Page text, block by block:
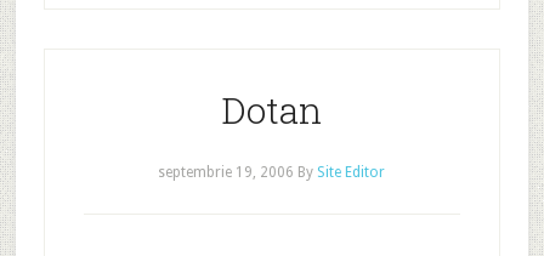
Dotan
septembrie 19, 2006 By Site Editor